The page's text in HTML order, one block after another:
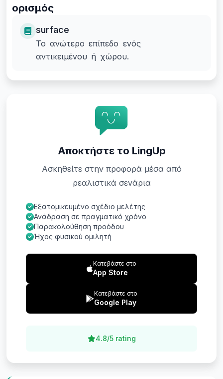
ορισμός
surface
Το ανώτερο επίπεδο ενός
αντικειμένου ή χώρου.
Αποκτήστε το LingUp
Ασκηθείτε στην προφορά μέσα από
ρεαλιστικά σενάρια
Εξατομικευμένο σχέδιο μελέτης
Ανάδραση σε πραγματικό χρόνο
Παρακολούθηση προόδου
Ήχος φυσικού ομιλητή
Κατεβάστε στο
App Store
Κατεβάστε στο
Google Play
4.8/5 rating